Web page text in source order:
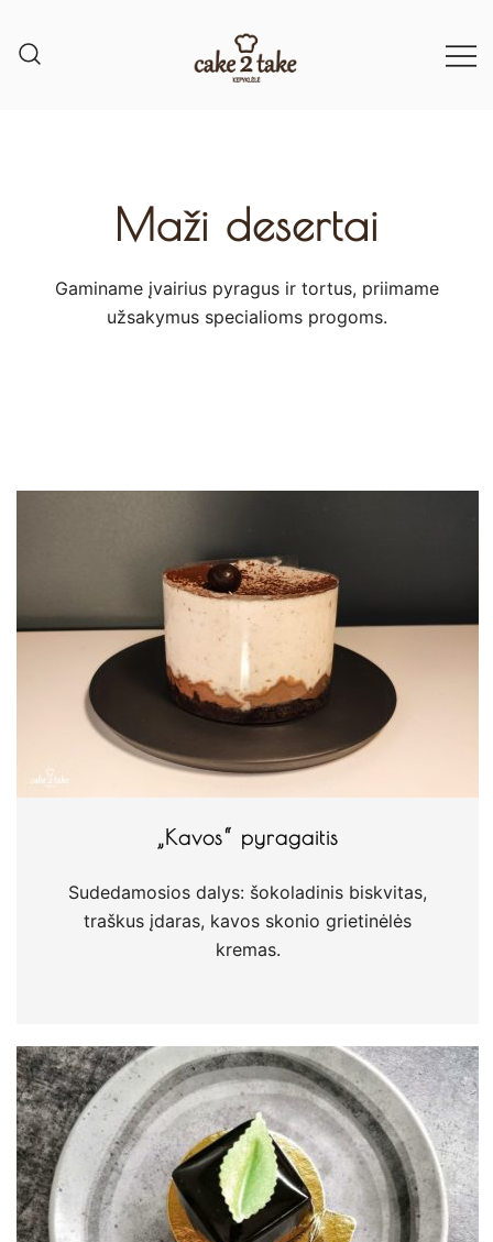
Maži desertai
Gaminame įvairius pyragus ir tortus, priimame
užsakymus specialioms progoms.​
„Kavos“ pyragaitis
Sudedamosios dalys: šokoladinis biskvitas,
traškus įdaras, kavos skonio grietinėlės
kremas.